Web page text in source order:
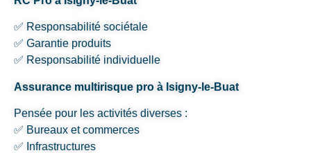
✅ Responsabilité sociétale
✅ Garantie produits
✅ Responsabilité individuelle
Assurance multirisque pro à Isigny-le-Buat
Pensée pour les activités diverses :
✅ Bureaux et commerces
✅ Infrastructures